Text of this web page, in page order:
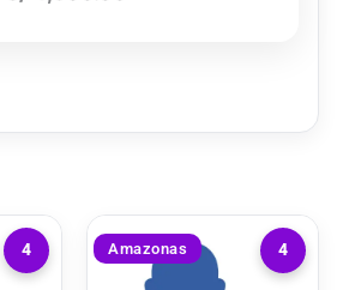
4 4
Amazonas